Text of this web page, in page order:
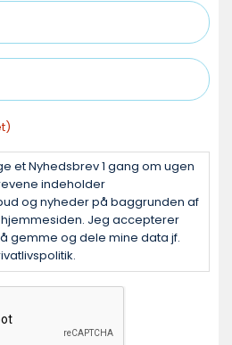
et Nyhedsbrev 1 gang om ugen
indeholder
og nyheder på baggrunden af
Jeg accepterer
gemme og dele mine data jf.